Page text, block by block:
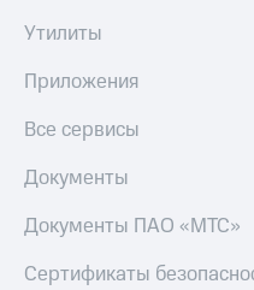
Утилиты
Приложения
Все сервисы
Документы
Документы ПАО «МТС»
Сертификаты